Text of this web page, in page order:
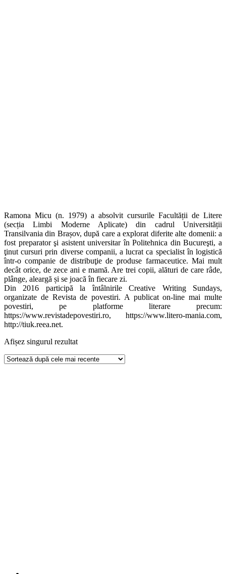
Ramona Micu (n. 1979) a absolvit cursurile Facultății de Litere
(secția Limbi Moderne Aplicate) din cadrul Universității
Transilvania din Brașov, după care a explorat diferite alte domenii: a
fost preparator şi asistent universitar în Politehnica din Bucureşti, a
ţinut cursuri prin diverse companii, a lucrat ca specialist în logistică
într-o companie de distribuţie de produse farmaceutice. Mai mult
decât orice, de zece ani e mamă. Are trei copii, alături de care râde,
plânge, aleargă și se joacă în fiecare zi.
Din 2016 participă la întâlnirile Creative Writing Sundays,
organizate de Revista de povestiri. A publicat on-line mai multe
povestiri, pe platforme literare precum:
https://www.revistadepovestiri.ro, https://www.litero-mania.com,
http://tiuk.reea.net.
Afișez singurul rezultat